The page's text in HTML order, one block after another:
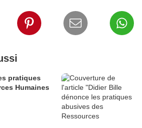
pratiques
Humaines